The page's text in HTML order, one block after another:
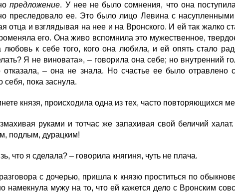
предложение. У нее не было сомнения, что она
преследовало ее. Это было лицо Левина с
отца и взглядывая на нее и на Вронского. И ей так жалко
его. Она живо вспомнила это мужественное,
к себе того, кого она любила, и ей опять стало
Я не виновата», – говорила она себе; но внутренний
– она не знала. Но счастье ее было отравлено
себя, пока заснула.
князя, происходила одна из тех, часто повторяющихся
руками и тотчас же запахивая свой беличий
подлым, дурацким!
что я сделала? – говорила княгиня, чуть не плача.
с дочерью, пришла к князю проститься по
намекнула мужу на то, что ей кажется дело с Вронским